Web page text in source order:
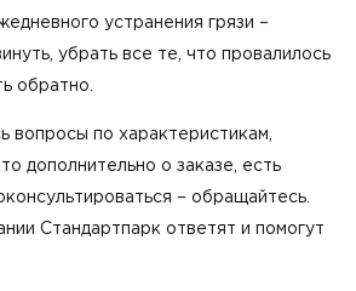
устранения грязи –
убрать все те, что провалилось
обратно.
вопросы по характеристикам,
дополнительно о заказе, есть
– обращайтесь.
Стандартпарк ответят и помогут